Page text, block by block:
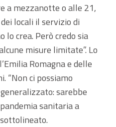
a mezzanotte o alle 21,
locali il servizio di
lo crea. Però credo sia
misure limitate”. Lo
Romagna e delle
“Non ci possiamo
sarebbe
sanitaria a
sottolineato.